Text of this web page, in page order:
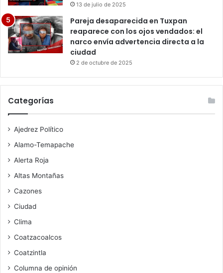
13 de julio de 2025
Pareja desaparecida en Tuxpan
reaparece con los ojos vendados: el
narco envía advertencia directa a la
ciudad
2 de octubre de 2025
Categorías
Ajedrez Político
Alamo-Temapache
Alerta Roja
Altas Montañas
Cazones
Ciudad
Clima
Coatzacoalcos
Coatzintla
Columna de opinión